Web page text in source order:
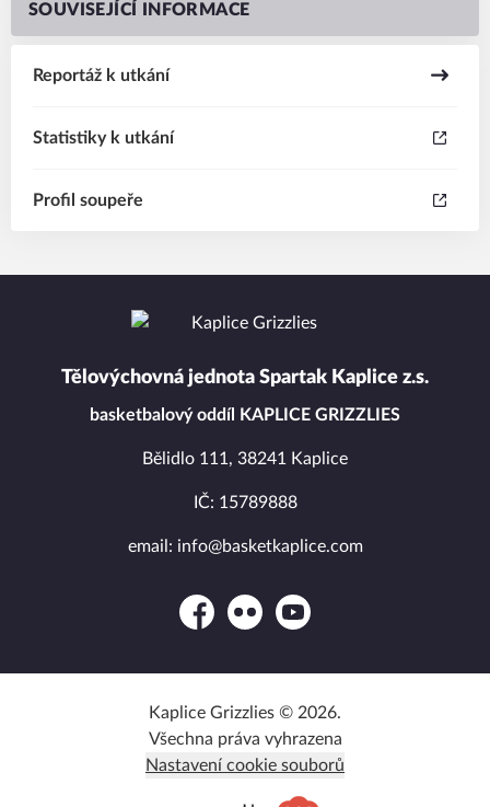
SOUVISEJÍCÍ INFORMACE
Reportáž k utkání
Statistiky k utkání
Profil soupeře
Tělovýchovná jednota Spartak Kaplice z.s.
basketbalový oddíl KAPLICE GRIZZLIES
Bělidlo 111, 38241 Kaplice
IČ: 15789888
email: info@basketkaplice.com
FacebookFlickr YouTube
Kaplice Grizzlies © 2026.
Všechna práva vyhrazena
Nastavení cookie souborů